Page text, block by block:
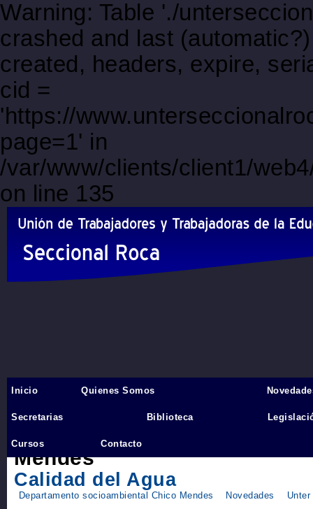
Warning: Table './
crashed and last
created, headers, expire,
cid =
'https://
page=1' in
/var/www/clients/client1/
on line 135
Inicio›
Departamento
Mendes
Calidad del Agua
Departamento socioambiental Chico Mendes Novedades
Inicio Quienes Somos
Secretarias Biblioteca
Cursos Contacto